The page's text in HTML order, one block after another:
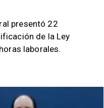
presentó 22
de la Ley
laborales.